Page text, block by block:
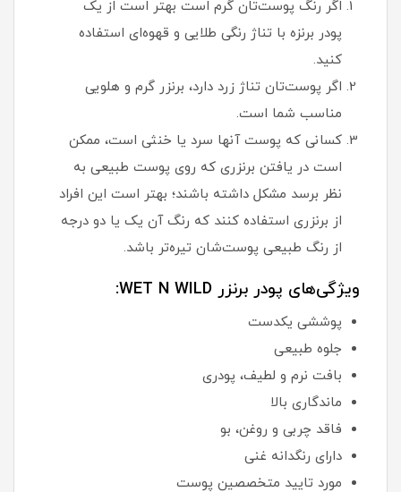
اگر رنگ پوست‌تان گرم است بهتر است از یک
پودر برنزه با تناژ رنگی طلایی و قهوه‌ای استفاده
کنید.
اگر پوست‌تان تناژ زرد دارد، برنزر گرم و هلویی
مناسب شما است.
کسانی که پوست آنها سرد یا خنثی است، ممکن
است در یافتن برنزری که روی پوست طبیعی به
نظر برسد مشکل داشته باشند؛ بهتر است این افراد
از برنزری استفاده کنند که رنگ آن یک یا دو درجه
از رنگ طبیعی پوست‌شان تیره‌تر باشد.
ویژگی‌های پودر برنزر WET N WILD:
پوششی یکدست
جلوه طبیعی
بافت نرم و لطیف، پودری
ماندگاری بالا
فاقد چربی و روغن، بو
دارای رنگدانه غنی
مورد تایید متخصصین پوست